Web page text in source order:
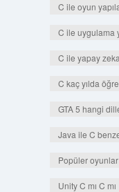
C ile oyun
C ile uygulama
C ile yapay
C kaç yılda
GTA 5 hangi
Java ile C
Popüler
Unity C mı C mı